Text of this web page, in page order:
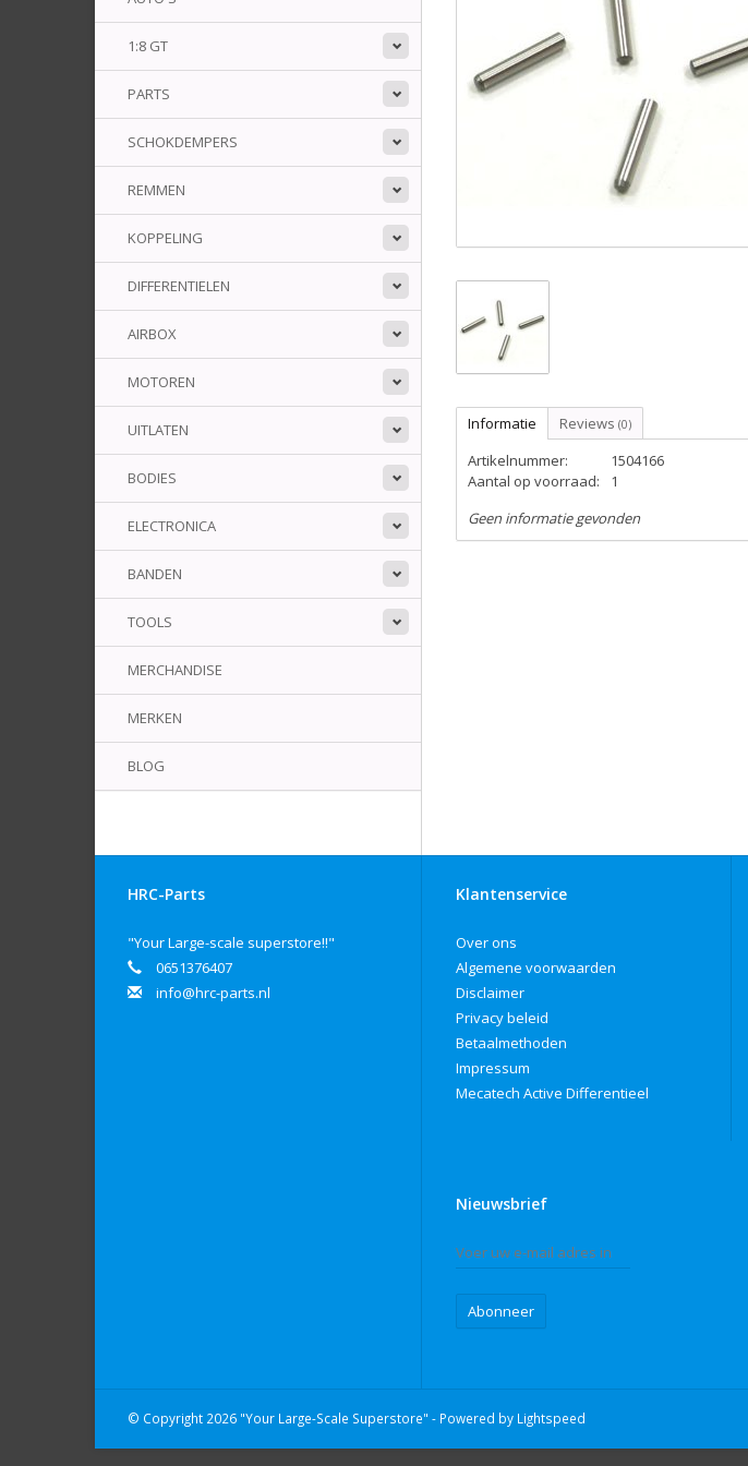
1:8 GT
PARTS
SCHOKDEMPERS
REMMEN
KOPPELING
DIFFERENTIELEN
AIRBOX
MOTOREN
UITLATEN
BODIES
ELECTRONICA
BANDEN
TOOLS
MERCHANDISE
MERKEN
BLOG
Informatie Reviews (0)
Artikelnummer:
1504166
Aantal op voorraad:
1
Geen informatie gevonden
HRC-Parts
"Your Large-scale superstore!!"
0651376407
info@hrc-parts.nl
Klantenservice
Over ons
Algemene voorwaarden
Disclaimer
Privacy beleid
Betaalmethoden
Impressum
Mecatech Active Differentieel
Nieuwsbrief
Abonneer
© Copyright 2026 "Your Large-Scale Superstore" - Powered by Lightspeed